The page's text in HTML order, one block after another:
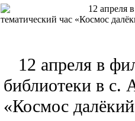
12 апреля
тематический час «Космос
12 апреля в
библиотеки в с.
«Космос